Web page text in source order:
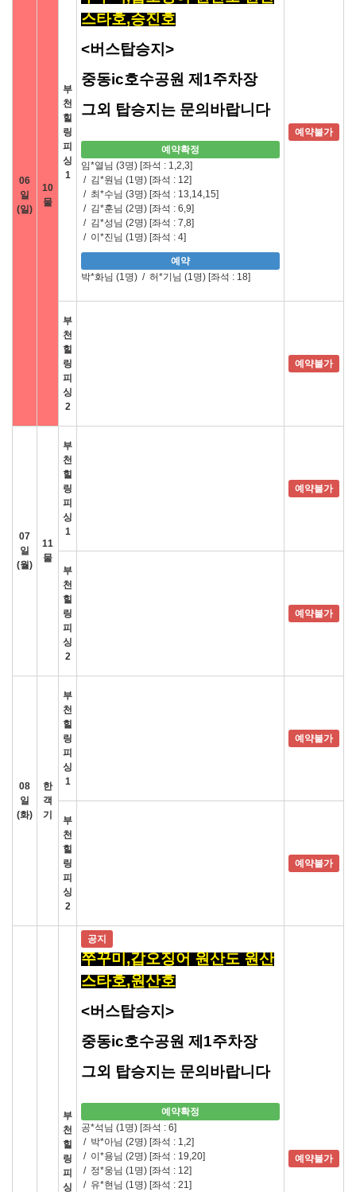
06
일
(일)
10
물
부
천
힐
링
피
싱
1
스타호,승진호
<버스탑승지>
중동ic호수공원 제1주차장
그외 탑승지는 문의바랍니다
예약확정
임*열님 (3명) [좌석 : 1,2,3]
/ 김*원님 (1명) [좌석 : 12]
/ 최*수님 (3명) [좌석 : 13,14,15]
/ 김*훈님 (2명) [좌석 : 6,9]
/ 김*성님 (2명) [좌석 : 7,8]
/ 이*진님 (1명) [좌석 : 4]
예약
박*화님 (1명) / 허*기님 (1명) [좌석 : 18]
예약불가
부
천
힐
링
피
싱
2
예약불가
07
일
(월)
11
물
부
천
힐
링
피
싱
1
예약불가
부
천
힐
링
피
싱
2
예약불가
08
일
(화)
한
객
기
부
천
힐
링
피
싱
1
예약불가
부
천
힐
링
피
싱
2
예약불가
부
천
힐
링
피
싱
공지
쭈꾸미,갑오징어 원산도 원산
스타호,원산호
<버스탑승지>
중동ic호수공원 제1주차장
그외 탑승지는 문의바랍니다
예약확정
공*석님 (1명) [좌석 : 6]
/ 박*아님 (2명) [좌석 : 1,2]
/ 이*용님 (2명) [좌석 : 19,20]
/ 정*웅님 (1명) [좌석 : 12]
/ 유*현님 (1명) [좌석 : 21]
예약불가